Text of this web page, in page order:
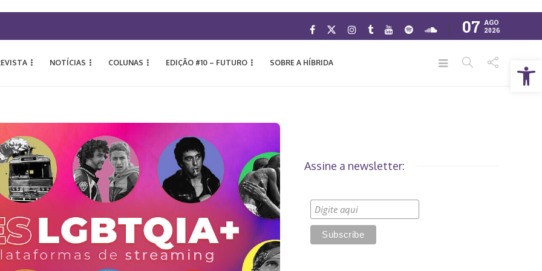
Abrir a barra de ferramentas
07 AGO
2026
NOTÍCIAS COLUNAS EDIÇÃO #10 – FUTURO SOBRE A HÍBRIDA
Assine a newsletter: